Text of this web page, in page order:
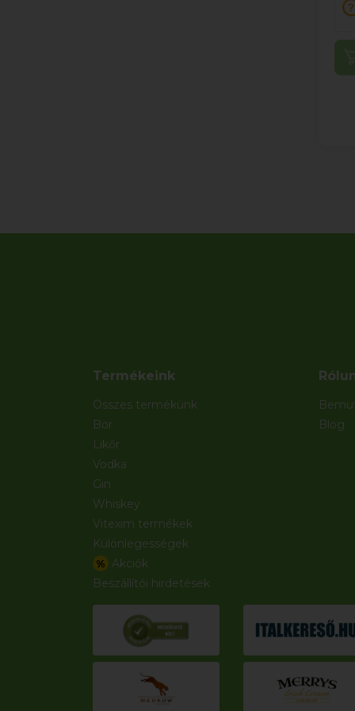
Termékeink
Összes termékünk
Bor
Likőr
Vodka
Gin
Whiskey
Vitexim termékek
Különlegességek
% Akciók
Beszállítói hirdetések
Blog